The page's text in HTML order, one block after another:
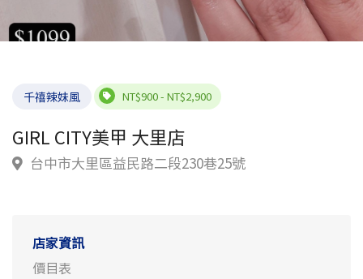
千禧辣妹風 NT$900 - NT$2,900
GIRL CITY美甲 大里店
台中市大里區益民路二段230巷25號
店家資訊
價目表